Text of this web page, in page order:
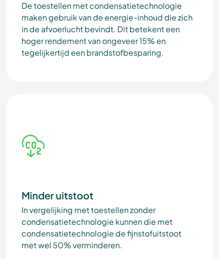
De toestellen met condensatietechnologie
maken gebruik van de energie-inhoud die zich
in de afvoerlucht bevindt. Dit betekent een
hoger rendement van ongeveer 15% en
tegelijkertijd een brandstofbesparing.
Minder uitstoot
In vergelijking met toestellen zonder
condensatietechnologie kunnen die met
condensatietechnologie de fijnstofuitstoot
met wel 50% verminderen.